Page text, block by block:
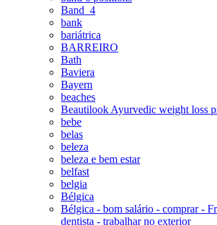
Band_4
bank
bariátrica
BARREIRO
Bath
Baviera
Bayern
beaches
Beautilook Ayurvedic weight loss
bebe
belas
beleza
beleza e bem estar
belfast
belgia
Bélgica
Bélgica - bom salário - comprar -
dentista - trabalhar no exterior